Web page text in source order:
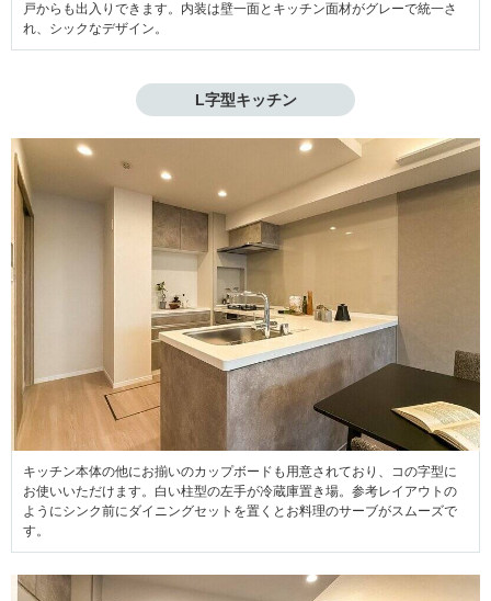
戸からも出入りできます。内装は壁一面とキッチン面材がグレーで統一さ
れ、シックなデザイン。
L字型キッチン
キッチン本体の他にお揃いのカップボードも用意されており、コの字型に
お使いいただけます。白い柱型の左手が冷蔵庫置き場。参考レイアウトの
ようにシンク前にダイニングセットを置くとお料理のサーブがスムーズで
す。